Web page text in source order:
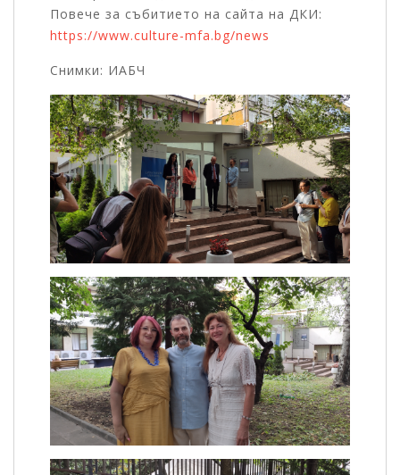
Повече за събитието на сайта на ДКИ:
https://www.culture-mfa.bg/news
Снимки: ИАБЧ